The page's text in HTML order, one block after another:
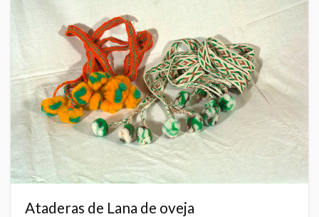
Ataderas de Lana de oveja